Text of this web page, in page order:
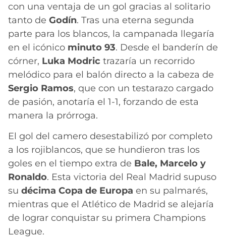
con una ventaja de un gol gracias al solitario
tanto de Godín. Tras una eterna segunda
parte para los blancos, la campanada llegaría
en el icónico minuto 93. Desde el banderín de
córner, Luka Modric trazaría un recorrido
melódico para el balón directo a la cabeza de
Sergio Ramos, que con un testarazo cargado
de pasión, anotaría el 1-1, forzando de esta
manera la prórroga.
El gol del camero desestabilizó por completo
a los rojiblancos, que se hundieron tras los
goles en el tiempo extra de Bale, Marcelo y
Ronaldo. Esta victoria del Real Madrid supuso
su décima Copa de Europa en su palmarés,
mientras que el Atlético de Madrid se alejaría
de lograr conquistar su primera Champions
League.